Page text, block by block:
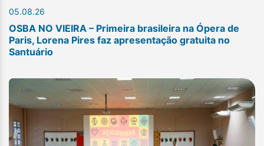
05.08.26
OSBA NO VIEIRA – Primeira brasileira na Ópera de
Paris, Lorena Pires faz apresentação gratuita no
Santuário